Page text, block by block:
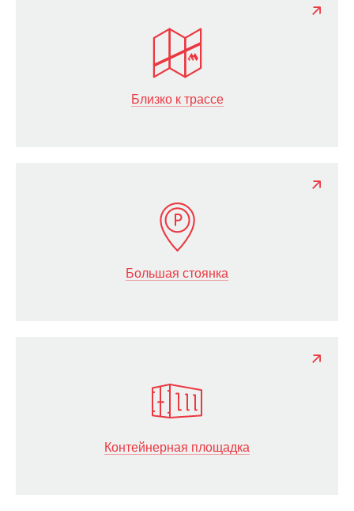
Близко к трассе
Большая стоянка
Контейнерная площадка